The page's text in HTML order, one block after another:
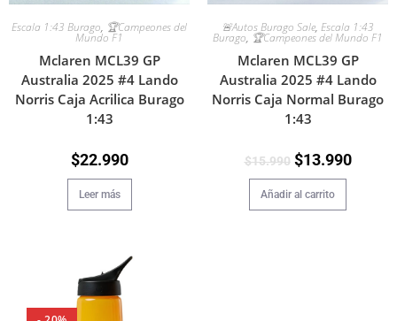
Escala 1:43 Burago, 🏆Campeones del
Mundo F1
Mclaren MCL39 GP
Australia 2025 #4 Lando
Norris Caja Acrilica Burago
1:43
$22.990
Leer más
🚨Autos Burago Sale, Escala 1:43
Burago, 🏆Campeones del Mundo F1
Mclaren MCL39 GP
Australia 2025 #4 Lando
Norris Caja Normal Burago
1:43
$15.990 $13.990
Añadir al carrito